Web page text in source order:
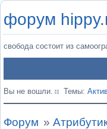
форум
свобода состоит из
Вы не вошли. Темы:
Форум »